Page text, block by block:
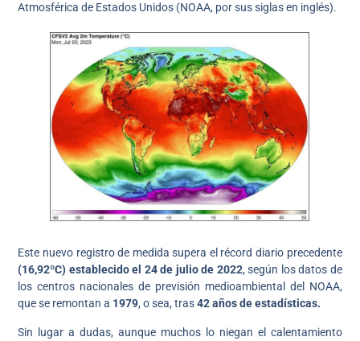
Atmosférica de Estados Unidos (NOAA, por sus siglas en inglés).
Este nuevo registro de medida supera el récord diario precedente
(16,92ºC) establecido el 24 de julio de 2022, según los datos de
los centros nacionales de previsión medioambiental del NOAA,
que se remontan a 1979, o sea, tras42 años de estadísticas.
Sin lugar a dudas, aunque muchos lo niegan el calentamiento